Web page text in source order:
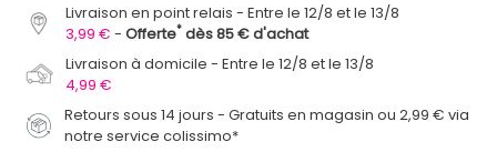
Livraison en point relais
Entre le 12/8 et le 13/8
3,99 €
Offerte* dès 85 € d'achat
Livraison à domicile
Entre le 12/8 et le 13/8
4,99 €
Retours sous 14 jours - Gratuits en magasin ou 2,99 € via
notre service colissimo*